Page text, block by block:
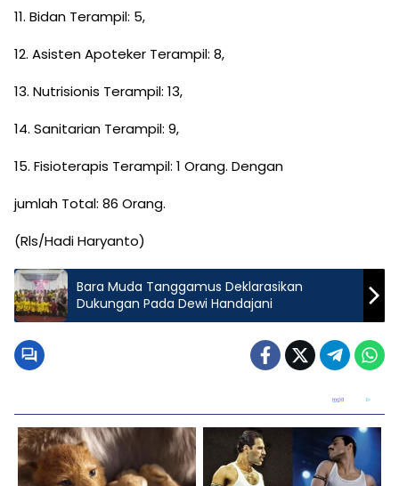
11. Bidan Terampil: 5,
12. Asisten Apoteker Terampil: 8,
13. Nutrisionis Terampil: 13,
14. Sanitarian Terampil: 9,
15. Fisioterapis Terampil: 1 Orang. Dengan
jumlah Total: 86 Orang.
(Rls/Hadi Haryanto)
Bara Muda Tanggamus Deklarasikan
Dukungan Pada Dewi Handajani